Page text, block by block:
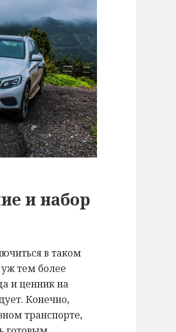
и набор
в таком
тем более
и ценник на
Конечно,
транспорте,